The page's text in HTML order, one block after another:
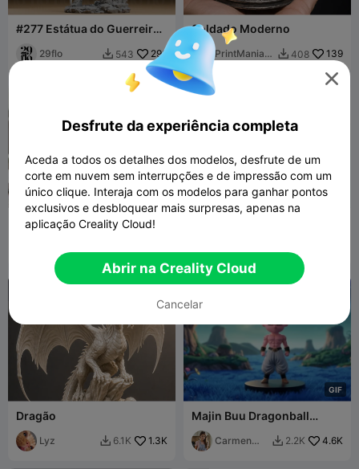
#277 Estátua do Guerreiro
29flo  543 296
Soldado Moderno
PrintMania3
 408 139
Kuromi (My Melody e
Kuromi)
com Leite
Dragão
Lyz  6.1K 1.3K
GIF
Majin Buu Dragonball
Mugen
Carmen
 2.2K 4.6K

Desfrute da experiência completa
Aceda a todos os detalhes dos modelos, desfrute de um
corte em nuvem sem interrupções e de impressão com um
único clique. Interaja com os modelos para ganhar pontos
exclusivos e desbloquear mais surpresas, apenas na
aplicação Creality Cloud!
Abrir na Creality Cloud
Cancelar